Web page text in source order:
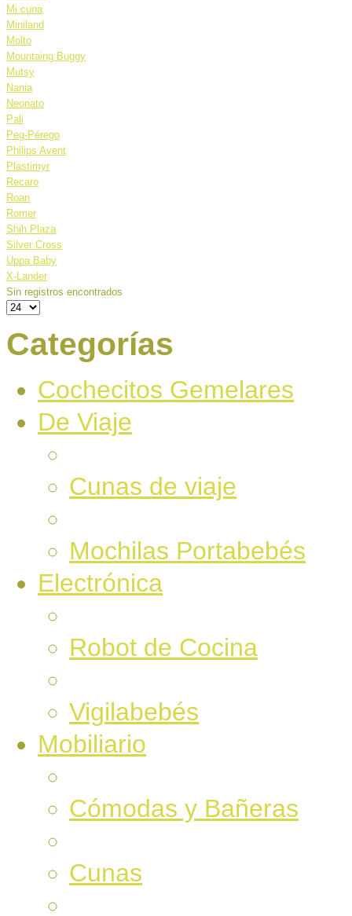
Mi cuna
Miniland
Molto
Mountaing Buggy
Mutsy
Nania
Neonato
Pali
Peg-Pérego
Philips Avent
Plastimyr
Recaro
Roan
Romer
Shih Plaza
Silver Cross
Uppa Baby
X-Lander
Sin registros encontrados
Categorías
Cochecitos Gemelares
De Viaje
Cunas de viaje
Mochilas Portabebés
Electrónica
Robot de Cocina
Vigilabebés
Mobiliario
Cómodas y Bañeras
Cunas